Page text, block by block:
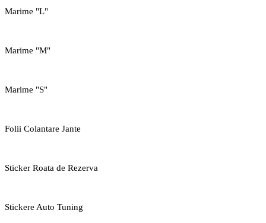
Marime "L"
Marime "M"
Marime "S"
Folii Colantare Jante
Sticker Roata de Rezerva
Stickere Auto Tuning